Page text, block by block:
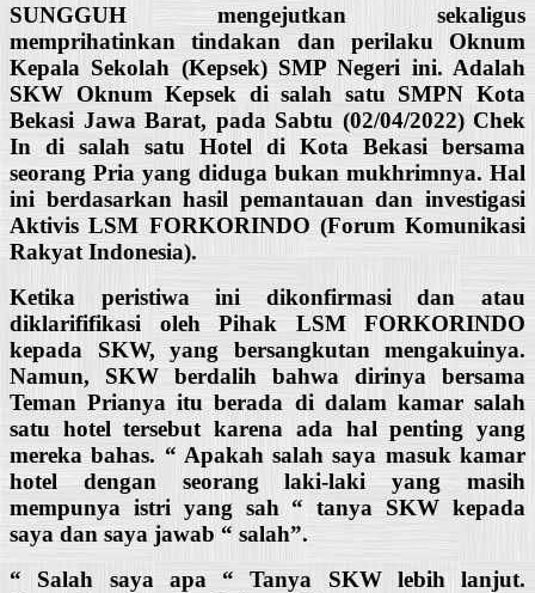
SUNGGUH mengejutkan sekaligus
memprihatinkan tindakan dan perilaku Oknum
Kepala Sekolah (Kepsek) SMP Negeri ini. Adalah
SKW Oknum Kepsek di salah satu SMPN Kota
Bekasi Jawa Barat, pada Sabtu (02/04/2022) Chek
In di salah satu Hotel di Kota Bekasi bersama
seorang Pria yang diduga bukan mukhrimnya. Hal
ini berdasarkan hasil pemantauan dan investigasi
Aktivis LSM FORKORINDO (Forum Komunikasi
Rakyat Indonesia).
Ketika peristiwa ini dikonfirmasi dan atau
diklarififikasi oleh Pihak LSM FORKORINDO
kepada SKW, yang bersangkutan mengakuinya.
Namun, SKW berdalih bahwa dirinya bersama
Teman Prianya itu berada di dalam kamar salah
satu hotel tersebut karena ada hal penting yang
mereka bahas. “ Apakah salah saya masuk kamar
hotel dengan seorang laki-laki yang masih
mempunya istri yang sah “ tanya SKW kepada
saya dan saya jawab “ salah”.
“ Salah saya apa “ Tanya SKW lebih lanjut.